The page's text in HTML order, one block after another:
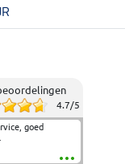
4.7/5
goed